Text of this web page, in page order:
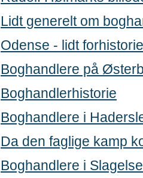
Lidt generelt om
Odense - lidt
Boghandlere på
Boghandlerhistorie
Boghandlere i
Da den faglige kamp
Boghandlere i Slagelse